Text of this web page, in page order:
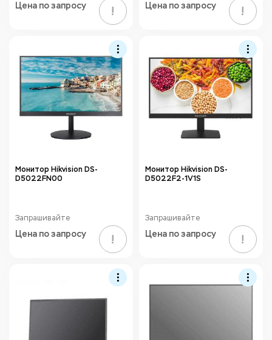
Цена по запросу ! Цена по запросу !
Монитор Hikvision DS-
D5022FN00
Запрашивайте
Цена по запросу !
Монитор Hikvision DS-
D5022F2-1V1S
Запрашивайте
Цена по запросу !